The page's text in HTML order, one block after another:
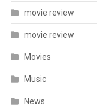
movie review
movie review
Movies
Music
News